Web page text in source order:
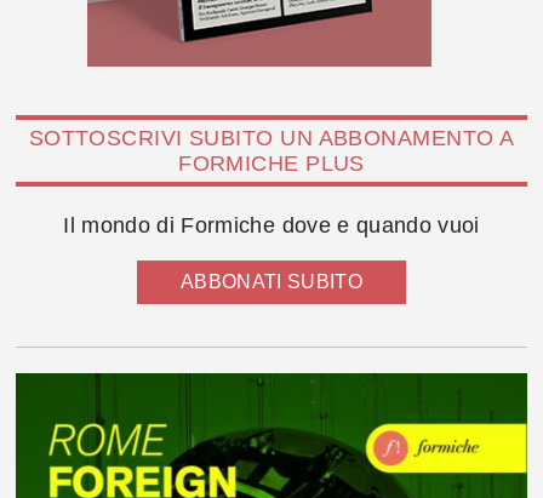
SOTTOSCRIVI SUBITO UN ABBONAMENTO A
FORMICHE PLUS
Il mondo di Formiche dove e quando vuoi
ABBONATI SUBITO